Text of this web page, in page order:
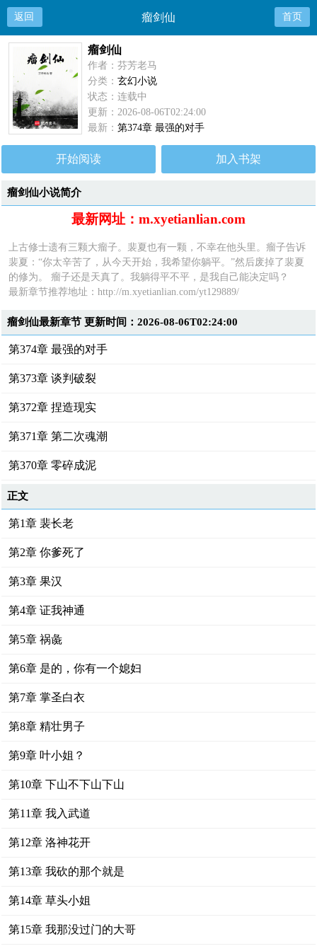
返回 瘤剑仙 首页
瘤剑仙
作者：芬芳老马
分类：玄幻小说
状态：连载中
更新：2026-08-06T02:24:00
最新：第374章 最强的对手
开始阅读 加入书架
瘤剑仙小说简介
最新网址：m.xyetianlian.com
上古修士遗有三颗大瘤子。裴夏也有一颗，不幸在他头里。瘤子告诉
裴夏：“你太辛苦了，从今天开始，我希望你躺平。”然后废掉了裴夏
的修为。 瘤子还是天真了。我躺得平不平，是我自己能决定吗？
最新章节推荐地址：http://m.xyetianlian.com/yt129889/
瘤剑仙最新章节 更新时间：2026-08-06T02:24:00
第374章 最强的对手
第373章 谈判破裂
第372章 捏造现实
第371章 第二次魂潮
第370章 零碎成泥
正文
第1章 裴长老
第2章 你爹死了
第3章 果汉
第4章 证我神通
第5章 祸彘
第6章 是的，你有一个媳妇
第7章 掌圣白衣
第8章 精壮男子
第9章 叶小姐？
第10章 下山不下山下山
第11章 我入武道
第12章 洛神花开
第13章 我砍的那个就是
第14章 草头小姐
第15章 我那没过门的大哥